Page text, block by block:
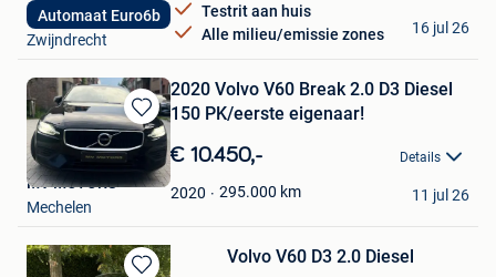
Automaat Euro6b
Testrit aan huis
Alle milieu/emissie zones
Ferhan Cars
Zwijndrecht
16 jul 26
Bewaren
in
Mijn
Favorieten
2020 Volvo V60 Break 2.0 D3 Diesel
150 PK/eerste eigenaar!
€ 10.450,- Details
2020 295.000 km
MV MOTORS
Mechelen
11 jul 26
Volvo V60 D3 2.0 Diesel